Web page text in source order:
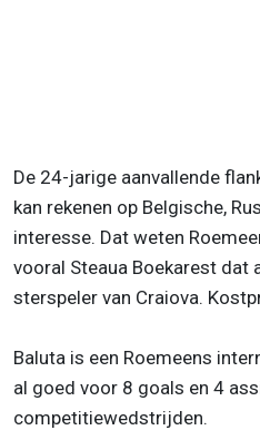
De 24-jarige aanvallende
kan rekenen op Belgische,
interesse. Dat weten
vooral Steaua Boekarest dat
sterspeler van Craiova.
Baluta is een Roemeens
al goed voor 8 goals en 4
competitiewedstrijden.